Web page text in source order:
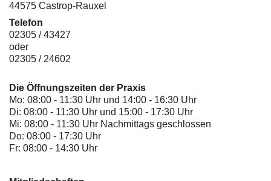
44575 Castrop-Rauxel
Telefon
02305 / 43427
oder
02305 / 24602
Die Öffnungszeiten der Praxis
Mo: 08:00 - 11:30 Uhr und 14:00 - 16:30 Uhr
Di: 08:00 - 11:30 Uhr und 15:00 - 17:30 Uhr
Mi: 08:00 - 11:30 Uhr Nachmittags geschlossen
Do: 08:00 - 17:30 Uhr
Fr: 08:00 - 14:30 Uhr